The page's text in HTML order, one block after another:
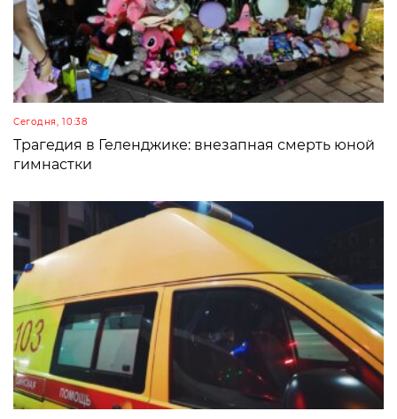
Сегодня, 10:38
Трагедия в Геленджике: внезапная смерть юной
гимнастки